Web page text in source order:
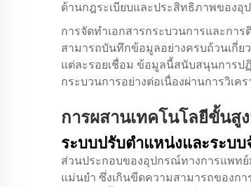
ด้านกฎระเบียบและประสิทธิภาพของอุ
การจัดทำเอกสารกระบวนการและกา
สามารถบันทึกข้อมูลอย่างครบถ้วนเกี่
แต่ละรอยเชื่อม ข้อมูลนี้สนับสนุนการป
กระบวนการอย่างต่อเนื่องผ่านการวิเ
การผสานเทคโนโลยีขั้นสู
ระบบปรับตำแหน่งและระบ
ส่วนประกอบของอุปกรณ์ทางการแพท
แม่นยำ ซึ่งเกินขีดความสามารถของก